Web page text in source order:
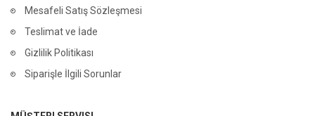
Mesafeli Satış Sözleşmesi
Teslimat ve İade
Gizlilik Politikası
Siparişle İlgili Sorunlar